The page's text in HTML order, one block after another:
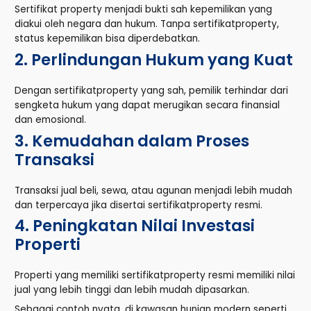
Sertifikat property menjadi bukti sah kepemilikan yang
diakui oleh negara dan hukum. Tanpa sertifikatproperty,
status kepemilikan bisa diperdebatkan.
2. Perlindungan Hukum yang Kuat
Dengan sertifikatproperty yang sah, pemilik terhindar dari
sengketa hukum yang dapat merugikan secara finansial
dan emosional.
3. Kemudahan dalam Proses
Transaksi
Transaksi jual beli, sewa, atau agunan menjadi lebih mudah
dan terpercaya jika disertai sertifikatproperty resmi.
4. Peningkatan Nilai Investasi
Properti
Properti yang memiliki sertifikatproperty resmi memiliki nilai
jual yang lebih tinggi dan lebih mudah dipasarkan.